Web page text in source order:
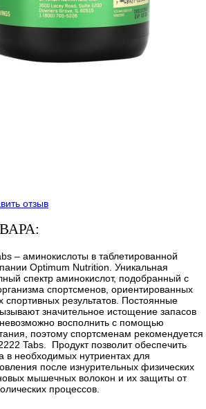
отзыв
– аминокислоты в таблетированной
Optimum Nutrition. Уникальная
спектр аминокислот, подобранный с
спортсменов, ориентированных
спортивных результатов. Постоянные
значительное истощение запасов
восполнить с помощью
поэтому спортсменам рекомендуется
Tabs. Продукт позволит обеспечить
в необходимых нутриентах для
после изнурительных физических
мышечных волокон и их защиты от
процессов.